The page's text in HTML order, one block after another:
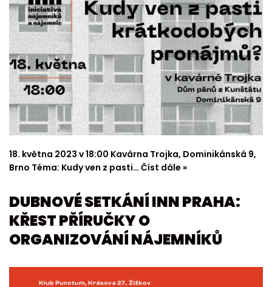
18. května 2023 v 18:00 Kavárna Trojka, Dominikánská 9,
Brno Téma: Kudy ven z pasti… Číst dále »
DUBNOVÉ SETKÁNÍ INN PRAHA:
KŘEST PŘÍRUČKY O
ORGANIZOVÁNÍ NÁJEMNÍKŮ